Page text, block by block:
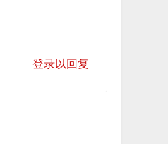
登录以回复